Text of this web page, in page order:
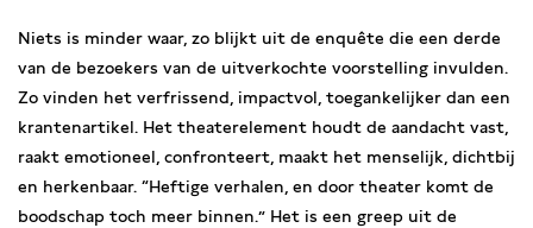
Niets is minder waar, zo blijkt uit de enquête die een derde
van de bezoekers van de uitverkochte voorstelling invulden.
Zo vinden het verfrissend, impactvol, toegankelijker dan een
krantenartikel. Het theaterelement houdt de aandacht vast,
raakt emotioneel, confronteert, maakt het menselijk, dichtbij
en herkenbaar. “Heftige verhalen, en door theater komt de
boodschap toch meer binnen.” Het is een greep uit de